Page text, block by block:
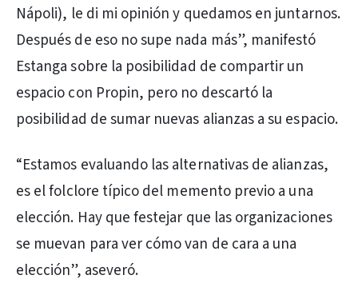
Nápoli), le di mi opinión y quedamos en juntarnos.
Después de eso no supe nada más”, manifestó
Estanga sobre la posibilidad de compartir un
espacio con Propin, pero no descartó la
posibilidad de sumar nuevas alianzas a su espacio.
“Estamos evaluando las alternativas de alianzas,
es el folclore típico del memento previo a una
elección. Hay que festejar que las organizaciones
se muevan para ver cómo van de cara a una
elección”, aseveró.